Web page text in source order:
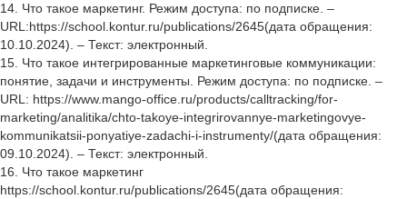
14. Что такое маркетинг. Режим доступа: по подписке. –
URL:https://school.kontur.ru/publications/2645(дата обращения:
10.10.2024). – Текст: электронный.
15. Что такое интегрированные маркетинговые коммуникации:
понятие, задачи и инструменты. Режим доступа: по подписке. –
URL: https://www.mango-office.ru/products/calltracking/for-
marketing/analitika/сhto-takoye-integrirovannye-marketingovye-
kommunikatsii-ponyatiye-zadachi-i-instrumenty/(дата обращения:
09.10.2024). – Текст: электронный.
16. Что такое маркетинг
https://school.kontur.ru/publications/2645(дата обращения: